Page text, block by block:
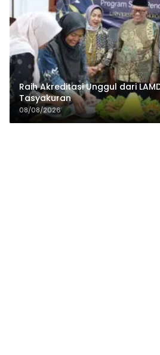
Raih Akreditasi Unggul dari
Tasyakuran
08/08/2026